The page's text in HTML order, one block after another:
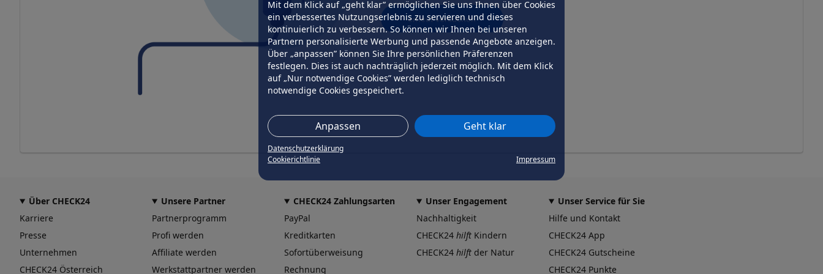
Mit dem Klick auf „geht klar” ermöglichen Sie uns Ihnen über Cookies
ein verbessertes Nutzungserlebnis zu servieren und dieses
kontinuierlich zu verbessern. So können wir Ihnen bei unseren
Partnern personalisierte Werbung und passende Angebote anzeigen.
Über „anpassen” können Sie Ihre persönlichen Präferenzen
festlegen. Dies ist auch nachträglich jederzeit möglich. Mit dem Klick
auf „Nur notwendige Cookies” werden lediglich technisch
notwendige Cookies gespeichert.
Anpassen Geht klar
Datenschutzerklärung
Cookierichtlinie
Impressum
erneut versuchen
Über CHECK24
Karriere
Presse
Unternehmen
CHECK24 Österreich
Unsere Partner
Partnerprogramm
Profi werden
Affiliate werden
Werkstattpartner werden
CHECK24 Zahlungsarten
PayPal
Kreditkarten
Sofortüberweisung
Rechnung
Unser Engagement
Nachhaltigkeit
CHECK24 hilft Kindern
CHECK24 hilft der Natur
Unser Service für Sie
Hilfe und Kontakt
CHECK24 App
CHECK24 Gutscheine
CHECK24 Punkte